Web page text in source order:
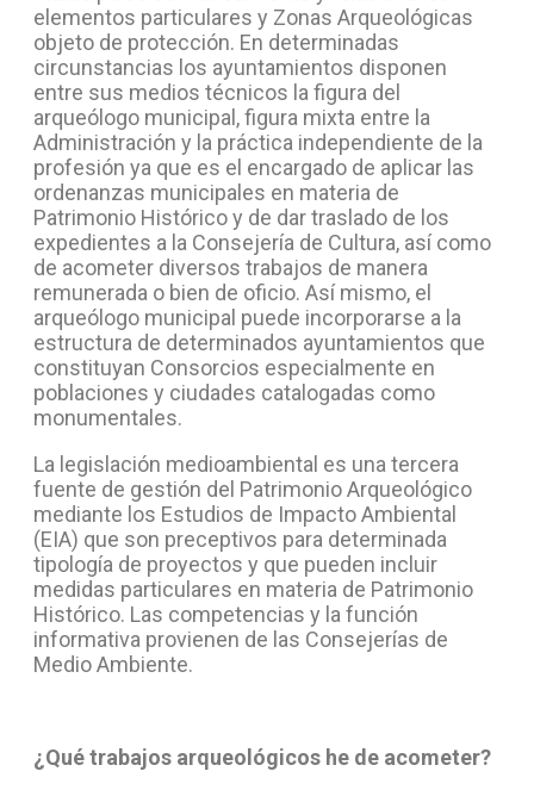
elementos particulares y Zonas Arqueológicas
objeto de protección. En determinadas
circunstancias los ayuntamientos disponen
entre sus medios técnicos la figura del
arqueólogo municipal, figura mixta entre la
Administración y la práctica independiente de la
profesión ya que es el encargado de aplicar las
ordenanzas municipales en materia de
Patrimonio Histórico y de dar traslado de los
expedientes a la Consejería de Cultura, así como
de acometer diversos trabajos de manera
remunerada o bien de oficio. Así mismo, el
arqueólogo municipal puede incorporarse a la
estructura de determinados ayuntamientos que
constituyan Consorcios especialmente en
poblaciones y ciudades catalogadas como
monumentales.
La legislación medioambiental es una tercera
fuente de gestión del Patrimonio Arqueológico
mediante los Estudios de Impacto Ambiental
(EIA) que son preceptivos para determinada
tipología de proyectos y que pueden incluir
medidas particulares en materia de Patrimonio
Histórico. Las competencias y la función
informativa provienen de las Consejerías de
Medio Ambiente.
¿Qué trabajos arqueológicos he de acometer?